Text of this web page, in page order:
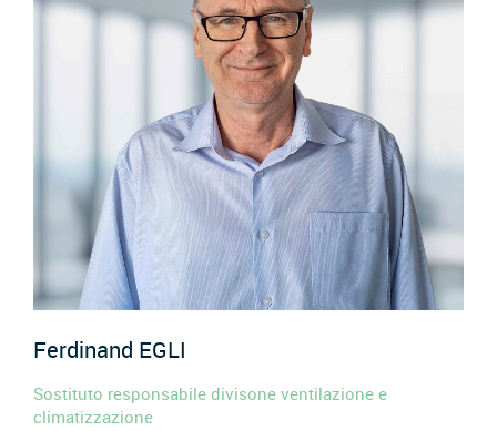
Ferdinand EGLI
Sostituto responsabile divisone ventilazione e
climatizzazione